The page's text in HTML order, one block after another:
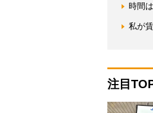
時間
私が
注目